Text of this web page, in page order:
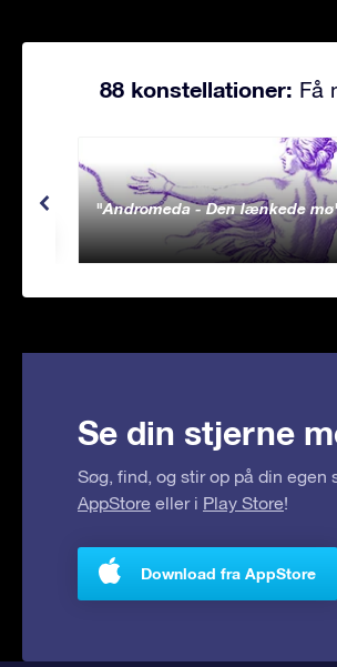
88 konstellationer: Få
Andromeda - Den lænkede mø
Se din stjerne
Søg, find, og stir op på din egen
AppStore eller i Play Store!
Download fra AppStore